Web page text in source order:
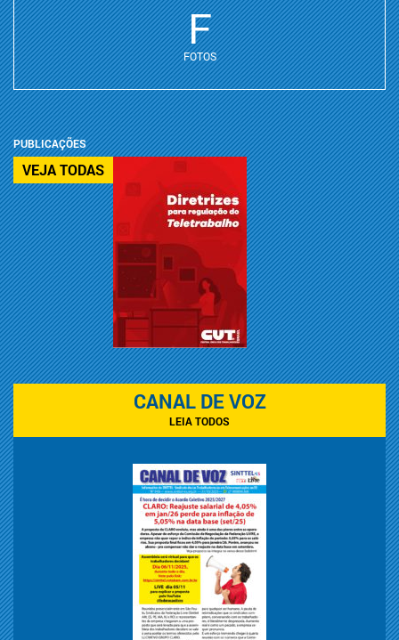
F
FOTOS
PUBLICAÇÕES
VEJA TODAS
CANAL DE VOZ
LEIA TODOS